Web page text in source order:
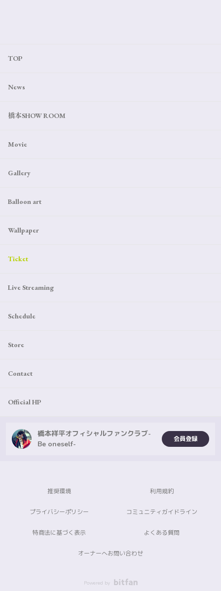
TOP
News
橋本SHOW ROOM
Movie
Gallery
Balloon art
Wallpaper
Ticket
Live Streaming
Schedule
Store
Contact
Official HP
橋本祥平オフィシャルファンクラブ-
Be oneself-
会員登録
推奨環境 利用規約
プライバシーポリシー コミュニティガイドライン
特商法に基づく表示 よくある質問
オーナーへお問い合わせ
Powered by